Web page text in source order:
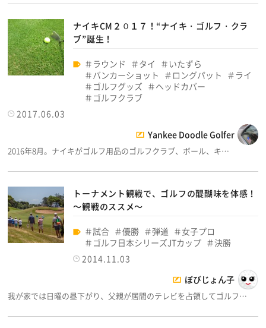
ナイキCM２０１７！“ナイキ・ゴルフ・クラ
ブ”誕生！
ラウンド タイ
いたずら
バンカーショット
ロングパット
ライ
ゴルフグッズ
ヘッドカバー
ゴルフクラブ
2017.06.03
Yankee Doodle Golfer
2016年8月。ナイキがゴルフ用品のゴルフクラブ、ボール、キ…
トーナメント観戦で、ゴルフの醍醐味を体感！
～観戦のススメ～
試合 優勝 弾道
女子プロ
ゴルフ日本シリーズJTカップ
決勝
2014.11.03
ぼびじょん子
我が家では日曜の昼下がり、父親が居間のテレビを占領してゴルフ…